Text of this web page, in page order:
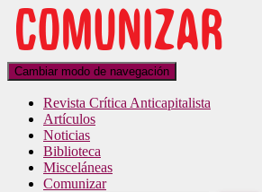
Cambiar modo de navegación
Revista Crítica Anticapitalista
Artículos
Noticias
Biblioteca
Misceláneas
Comunizar